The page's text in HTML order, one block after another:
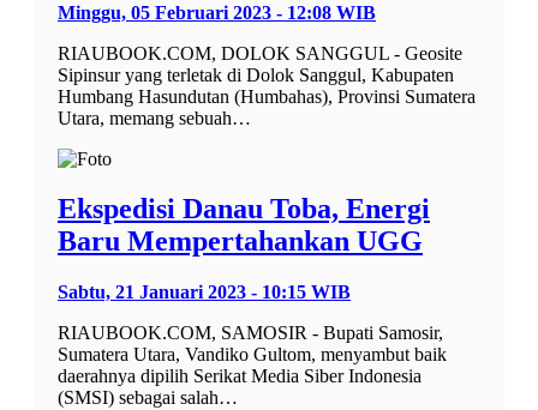
Minggu, 05 Februari 2023 - 12:08 WIB
RIAUBOOK.COM, DOLOK SANGGUL - Geosite
Sipinsur yang terletak di Dolok Sanggul, Kabupaten
Humbang Hasundutan (Humbahas), Provinsi Sumatera
Utara, memang sebuah…
Ekspedisi Danau Toba, Energi
Baru Mempertahankan UGG
Sabtu, 21 Januari 2023 - 10:15 WIB
RIAUBOOK.COM, SAMOSIR - Bupati Samosir,
Sumatera Utara, Vandiko Gultom, menyambut baik
daerahnya dipilih Serikat Media Siber Indonesia
(SMSI) sebagai salah…